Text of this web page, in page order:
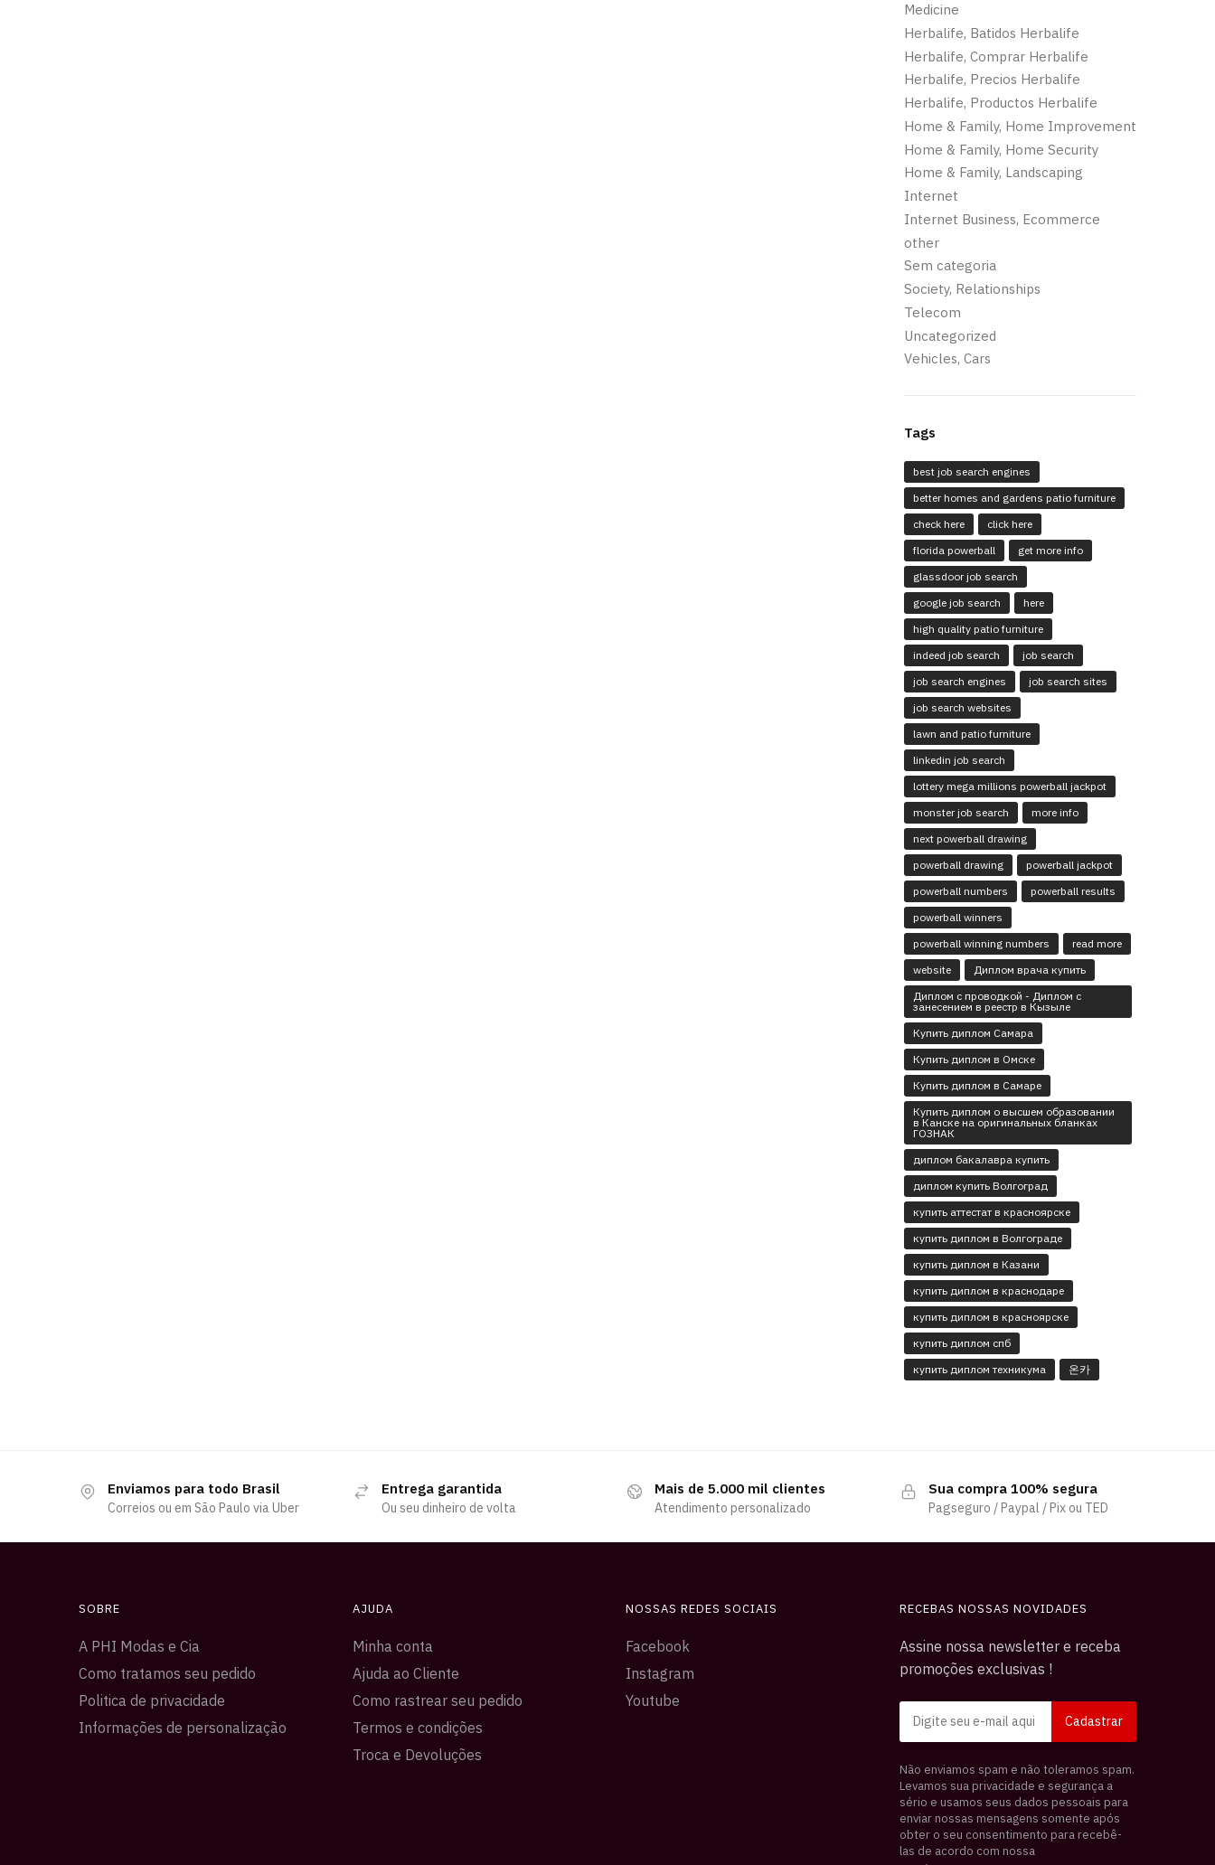
Medicine
Herbalife, Batidos Herbalife
Herbalife, Comprar Herbalife
Herbalife, Precios Herbalife
Herbalife, Productos Herbalife
Home & Family, Home Improvement
Home & Family, Home Security
Home & Family, Landscaping
Internet
Internet Business, Ecommerce
other
Sem categoria
Society, Relationships
Telecom
Uncategorized
Vehicles, Cars
Tags
best job search engines
better homes and gardens patio furniture
check here
click here
florida powerball
get more info
glassdoor job search
google job search
here
high quality patio furniture
indeed job search
job search
job search engines
job search sites
job search websites
lawn and patio furniture
linkedin job search
lottery mega millions powerball jackpot
monster job search
more info
next powerball drawing
powerball drawing
powerball jackpot
powerball numbers
powerball results
powerball winners
powerball winning numbers
read more
website
Диплом врача купить
Диплом с проводкой - Диплом с
занесением в реестр в Кызыле
Купить диплом Самара
Купить диплом в Омске
Купить диплом в Самаре
Купить диплом о высшем образовании
в Канске на оригинальных бланках
ГОЗНАК
диплом бакалавра купить
диплом купить Волгоград
купить аттестат в красноярске
купить диплом в Волгограде
купить диплом в Казани
купить диплом в краснодаре
купить диплом в красноярске
купить диплом спб
купить диплом техникума
온카
Enviamos para todo Brasil
Correios ou em São Paulo via Uber
Entrega garantida
Ou seu dinheiro de volta
Mais de 5.000 mil clientes
Atendimento personalizado
Sua compra 100% segura
Pagseguro / Paypal / Pix ou TED
SOBRE
A PHI Modas e Cia
Como tratamos seu pedido
Politica de privacidade
Informações de personalização
AJUDA
Minha conta
Ajuda ao Cliente
Como rastrear seu pedido
Termos e condições
Troca e Devoluções
NOSSAS REDES SOCIAIS
Facebook
Instagram
Youtube
RECEBAS NOSSAS NOVIDADES
Assine nossa newsletter e receba
promoções exclusivas !
Não enviamos spam e não toleramos spam.
Levamos sua privacidade e segurança a
sério e usamos seus dados pessoais para
enviar nossas mensagens somente após
obter o seu consentimento para recebê-
las de acordo com nossa